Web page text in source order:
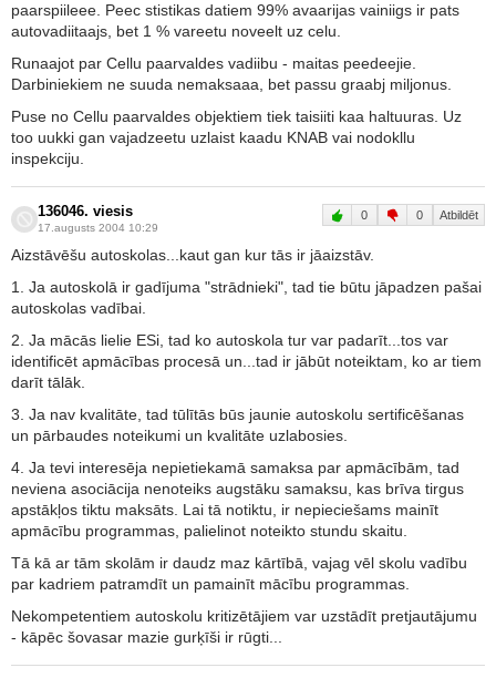
paarspiileee. Peec stistikas datiem 99% avaarijas vainiigs ir pats
autovadiitaajs, bet 1 % vareetu noveelt uz celu.
Runaajot par Cellu paarvaldes vadiibu - maitas peedeejie.
Darbiniekiem ne suuda nemaksaaa, bet passu graabj miljonus.
Puse no Cellu paarvaldes objektiem tiek taisiiti kaa haltuuras. Uz
too uukki gan vajadzeetu uzlaist kaadu KNAB vai nodokllu
inspekciju.
136046. viesis
17.augusts 2004 10:29
0 0 Atbildēt
Aizstāvēšu autoskolas...kaut gan kur tās ir jāaizstāv.
1. Ja autoskolā ir gadījuma "strādnieki", tad tie būtu jāpadzen pašai
autoskolas vadībai.
2. Ja mācās lielie ESi, tad ko autoskola tur var padarīt...tos var
identificēt apmācības procesā un...tad ir jābūt noteiktam, ko ar tiem
darīt tālāk.
3. Ja nav kvalitāte, tad tūlītās būs jaunie autoskolu sertificēšanas
un pārbaudes noteikumi un kvalitāte uzlabosies.
4. Ja tevi interesēja nepietiekamā samaksa par apmācībām, tad
neviena asociācija nenoteiks augstāku samaksu, kas brīva tirgus
apstākļos tiktu maksāts. Lai tā notiktu, ir nepieciešams mainīt
apmācību programmas, palielinot noteikto stundu skaitu.
Tā kā ar tām skolām ir daudz maz kārtībā, vajag vēl skolu vadību
par kadriem patramdīt un pamainīt mācību programmas.
Nekompetentiem autoskolu kritizētājiem var uzstādīt pretjautājumu
- kāpēc šovasar mazie gurķīši ir rūgti...